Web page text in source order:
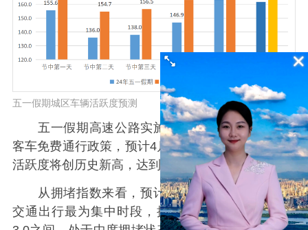
五一假期城区车辆活跃度预测
五一假期高速公路实施7座以下（含7座）小型
客车免费通行政策，预计4月30日（节前）城区车辆
活跃度将创历史新高，达到191.5万辆。
从拥堵指数来看，预计今年节前17时—19时是
交通出行最为集中时段，拥堵指数高峰预计在2.5-